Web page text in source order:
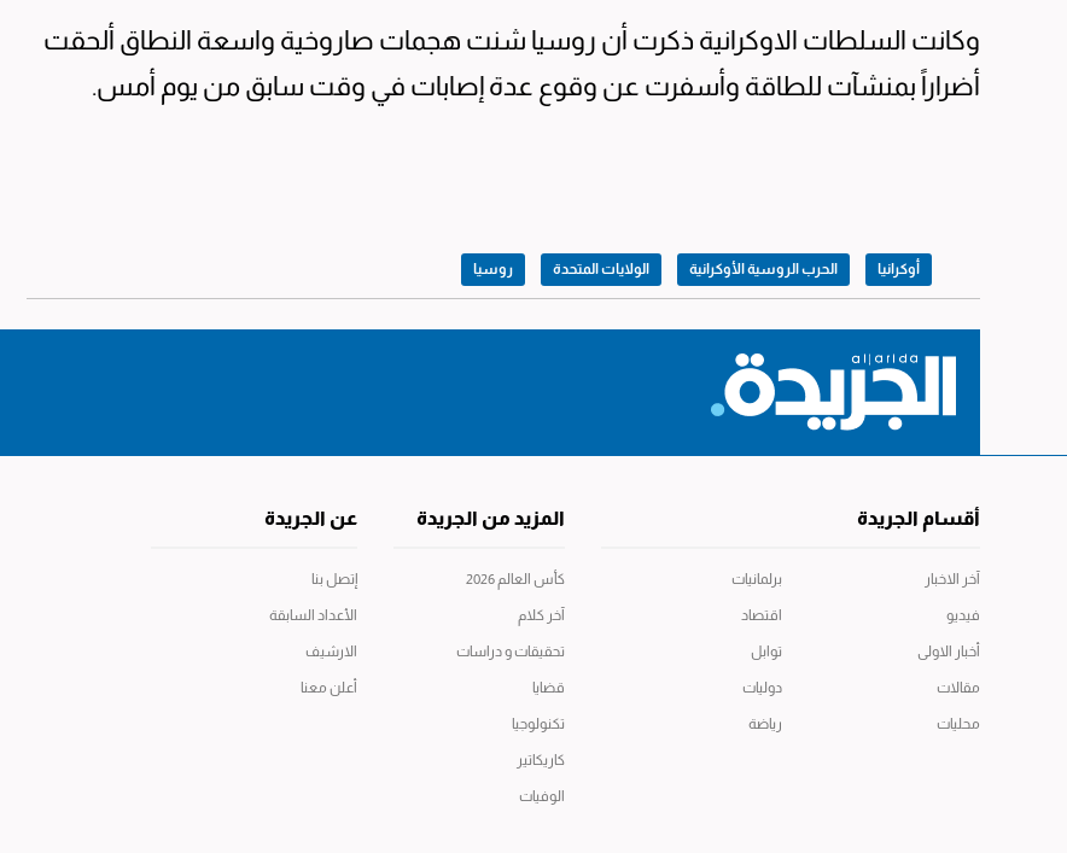
وكانت السلطات الاوكرانية ذكرت أن روسيا شنت هجمات صاروخية واسعة النطاق ألحقت
أضراراً بمنشآت للطاقة وأسفرت عن وقوع عدة إصابات في وقت سابق من يوم أمس.
أوكرانيا الحرب الروسية الأوكرانية الولايات المتحدة روسيا
أقسام الجريدة
آخر الاخبار
فيديو
أخبار الاولى
مقالات
محليات
برلمانيات
اقتصاد
توابل
دوليات
رياضة
المزيد من الجريدة
كأس العالم 2026
آخر كلام
تحقيقات و دراسات
قضايا
تكنولوجيا
كاريكاتير
الوفيات
عن الجريدة
إتصل بنا
الأعداد السابقة
الارشيف
أعلن معنا